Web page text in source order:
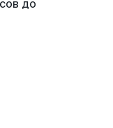
до